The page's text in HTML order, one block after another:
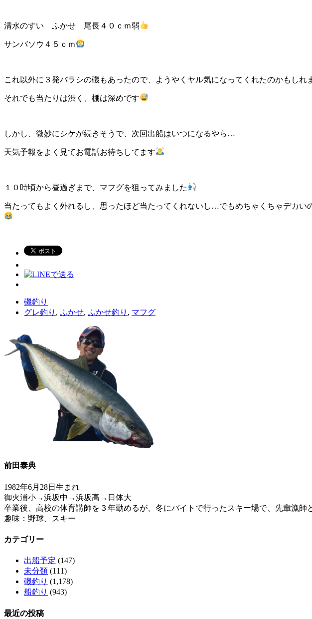
清水のすい ふかせ 尾長４０ｃｍ弱
サンバソウ４５ｃｍ
これ以外に３発バラシの磯もあったので、ようやくヤル気になってくれたのかもしれ
それでも当たりは渋く、棚は深めです
しかし、微妙にシケが続きそうで、次回出船はいつになるやら…
天気予報をよく見てお電話お待ちしてます
１０時頃から昼過ぎまで、マフグを狙ってみました
当たってもよく外れるし、思ったほど当たってくれないし…でもめちゃくちゃデカ
磯釣り
グレ釣り , ふかせ, ふかせ釣り , マフグ
前田泰典
1982年6月28日生まれ
御火浦小→浜坂中→浜坂高→日体大
卒業後、高校の体育講師を３年勤めるが、冬にバイトで行ったスキー場で、先輩漁師
趣味：野球、スキー
カテゴリー
出船予定 (147)
未分類 (111)
磯釣り (1,178)
船釣り (943)
最近の投稿